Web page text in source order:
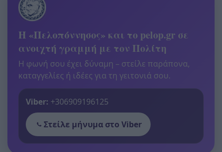
Η «Πελοπόννησος» και το pelop.gr σε
ανοιχτή γραμμή με τον Πολίτη
Η φωνή σου έχει δύναμη – στείλε παράπονα,
καταγγελίες ή ιδέες για τη γειτονιά σου.
Viber: +306909196125
Στείλε μήνυμα στο Viber